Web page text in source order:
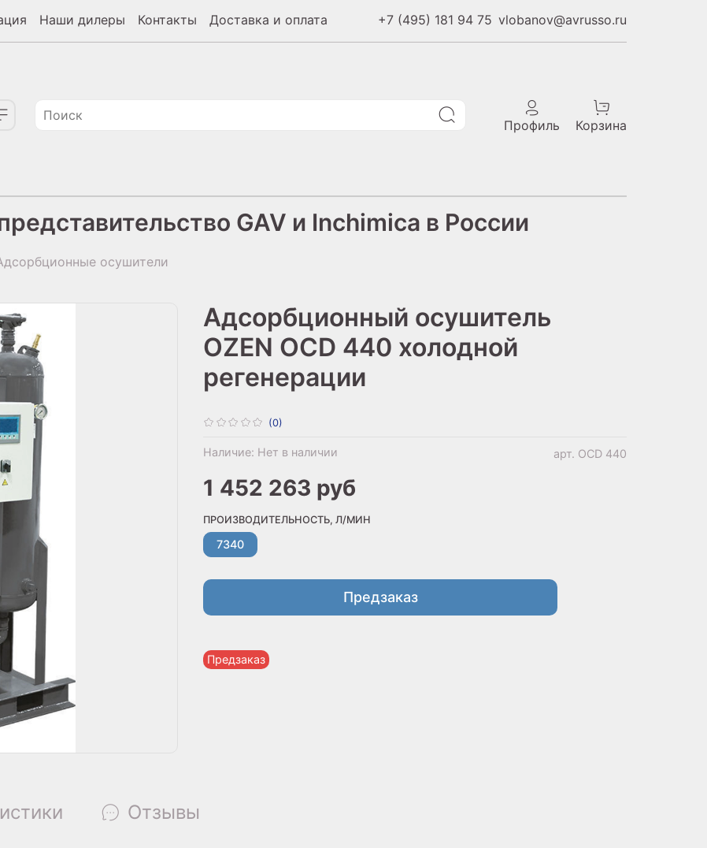
Наши дилеры Контакты Доставка и оплата +7 (495) 181 94 75 vlobanov@avrusso.ru
Профиль Корзина
GAV и Inchimica в России
осушители
(0)
арт. OCD 440
Наличие: Нет в наличии
Предзаказ
Адсорбционный осушитель
OZEN OCD 440 холодной
регенерации
1 452 263 руб
Предзаказ
ПРОИЗВОДИТЕЛЬНОСТЬ, Л/МИН
7340
Отзывы